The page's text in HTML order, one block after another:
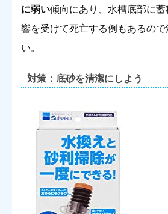
に弱い傾向にあり、水槽底部に
響を受けて死亡する例もあるので
い。
対策：底砂を清潔にしよう